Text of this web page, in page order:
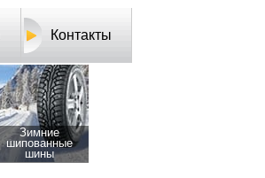
Контакты
Зимние
шипованные
шины